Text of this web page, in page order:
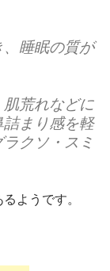
睡眠の質が
荒れなどに
まり感を軽
クソ・スミ
ようです。